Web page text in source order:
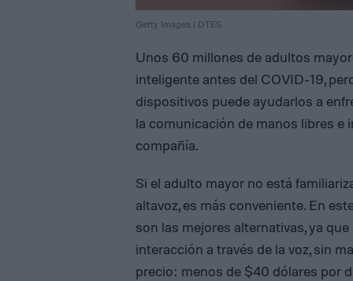
Getty Images / DTES
Unos 60 millones de adultos
inteligente antes del COVID-19,
dispositivos puede ayudarlos a
la comunicación de manos libres e
compañía.
Si el adulto mayor no está
altavoz, es más conveniente. En
son las mejores alternativas, ya
interacción a través de la voz, sin
precio: menos de $40 dólares por